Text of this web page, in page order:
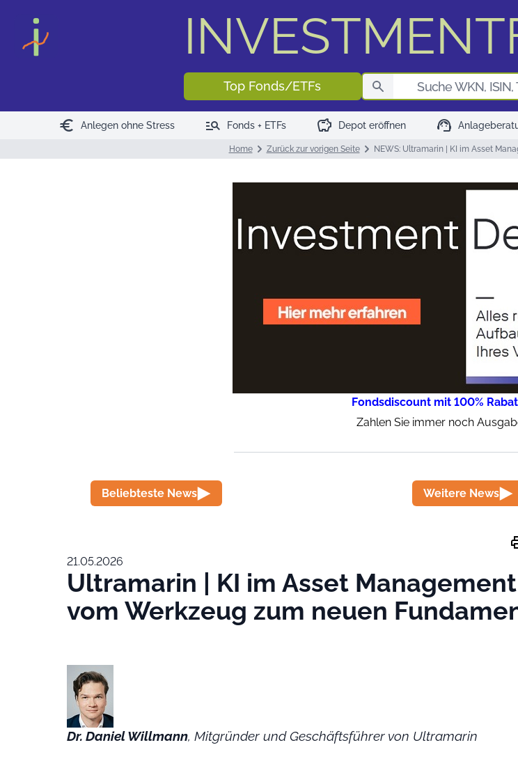
Top Fonds/ETFs
euro Anlegen ohne Stress manage_search Fonds + ETFs savings Depot eröffnen support_agent
Home Zurück zur vorigen Seite NEWS: Ultramarin | KI im Asset
Fondsdiscount mit 100%
Zahlen Sie immer noch
Beliebteste News Weitere News
21.05.2026
Ultramarin | KI im Asset
vom Werkzeug zum neuen
Dr. Daniel Willmann, Mitgründer und Geschäftsführer von Ultramarin